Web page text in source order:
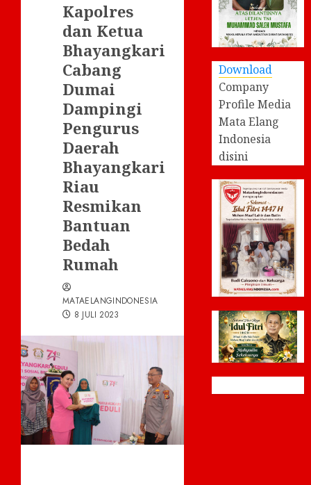
Kapolres
dan Ketua
Bhayangkari
Cabang
Dumai
Dampingi
Pengurus
Daerah
Bhayangkari
Riau
Resmikan
Bantuan
Bedah
Rumah
MATAELANGINDONESIA
8 JULI 2023
Download
Company
Profile Media
Mata Elang
Indonesia
disini